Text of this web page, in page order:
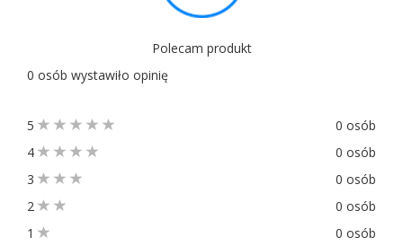
Polecam produkt
0 osób wystawiło opinię
5
0 osób
4
0 osób
3
0 osób
2
0 osób
1
0 osób